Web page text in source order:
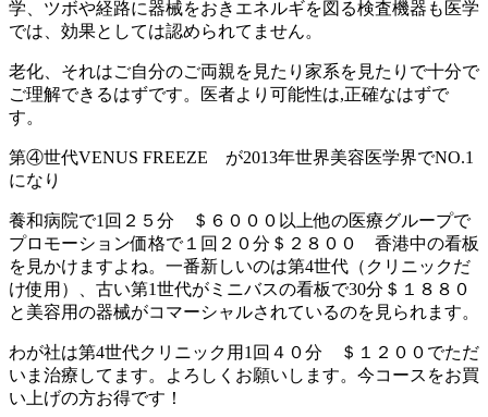
学、ツボや経路に器械をおきエネルギを図る検査機器も医学
では、効果としては認められてません。
老化、それはご自分のご両親を見たり家系を見たりで十分で
ご理解できるはずです。医者より可能性は,正確なはずで
す。
第④世代VENUS FREEZE が2013年世界美容医学界でNO.1
になり
養和病院で1回２５分 ＄６０００以上他の医療グループで
プロモーション価格で１回２０分＄２８００ 香港中の看板
を見かけますよね。一番新しいのは第4世代（クリニックだ
け使用）、古い第1世代がミニバスの看板で30分＄１８８０
と美容用の器械がコマーシャルされているのを見られます。
わが社は第4世代クリニック用1回４０分 ＄１２００でただ
いま治療してます。よろしくお願いします。今コースをお買
い上げの方お得です！